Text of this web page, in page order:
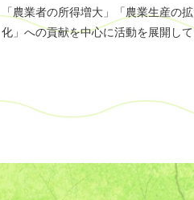
「農業者の所得増大」「農業生産の
化」への貢献を中心に活動を展開し